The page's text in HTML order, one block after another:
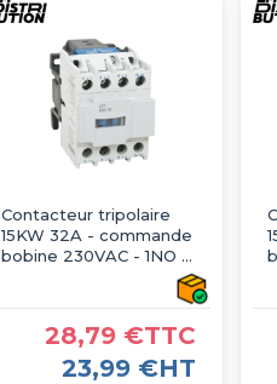
Contacteur tripolaire
15KW 32A - commande
bobine 230VAC - 1NO -
28,79 €TTC
23,99 €HT